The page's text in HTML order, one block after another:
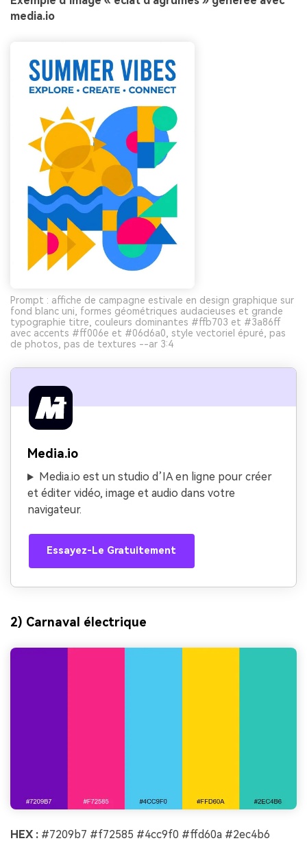
media.io
Prompt : affiche de campagne estivale en design graphique sur
fond blanc uni, formes géométriques audacieuses et grande
typographie titre, couleurs dominantes #ffb703 et #3a86ff
avec accents #ff006e et #06d6a0, style vectoriel épuré, pas
de photos, pas de textures --ar 3:4
Media.io
Media.io est un studio d’IA en ligne pour créer
et éditer vidéo, image et audio dans votre
navigateur.
Essayez-Le Gratuitement
2) Carnaval électrique
HEX : #7209b7 #f72585 #4cc9f0 #ffd60a #2ec4b6